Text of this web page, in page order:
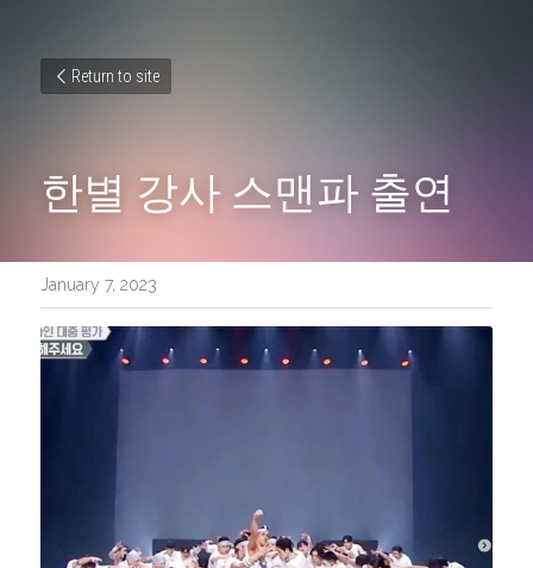
Return to site
한별 강사 스맨파 출연
January 7, 2023